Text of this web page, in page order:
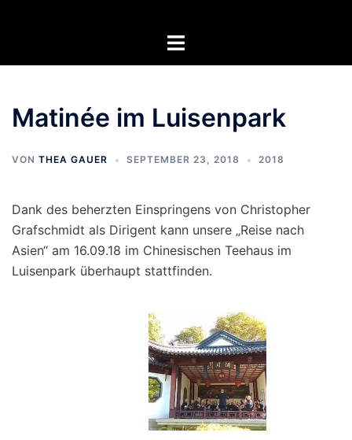
Menü
Matinée im Luisenpark
VON THEA GAUER SEPTEMBER 23, 2018 2018
Dank des beherzten Einspringens von Christopher
Grafschmidt als Dirigent kann unsere „Reise nach
Asien“ am 16.09.18 im Chinesischen Teehaus im
Luisenpark überhaupt stattfinden.